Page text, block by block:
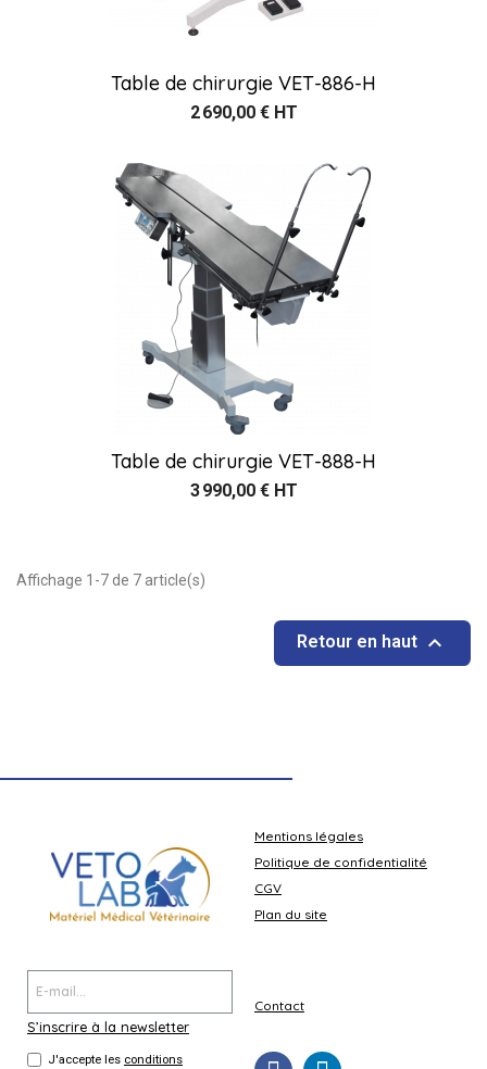
Table de chirurgie VET-886-H
2 690,00 € HT
Table de chirurgie VET-888-H
3 990,00 € HT
Affichage 1-7 de 7 article(s)
Retour en haut 
Mentions légales
Politique de confidentialité
CGV
Plan du site
S’inscrire à la newsletter
J'accepte les conditions
Contact